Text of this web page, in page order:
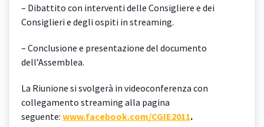
– Dibattito con interventi delle Consigliere e dei
Consiglieri e degli ospiti in streaming.
– Conclusione e presentazione del documento
dell’Assemblea.
La Riunione si svolgerà in videoconferenza con
collegamento streaming alla pagina
seguente: www.facebook.com/CGIE2011.